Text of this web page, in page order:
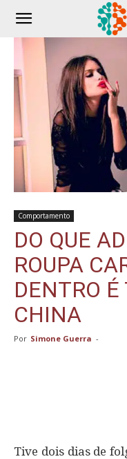
Comportamento
DO QUE
ROUPA
DENTRO
CHINA
Por Simone Guerra -
Tive dois dias de